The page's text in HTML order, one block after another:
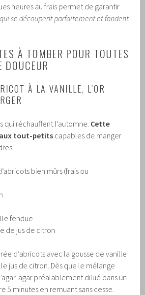
heures au frais permet de garantir
qui se découpent parfaitement et fondent
À TOMBER POUR TOUTES
DOUCEUR
À LA VANILLE, L’OR
qui réchauffent l’automne. Cette
tout-petits capables de manger
bien mûrs (frais ou
fendue
de jus de citron
d’abricots avec la gousse de vanille
jus de citron. Dès que le mélange
agar préalablement dilué dans un
5 minutes en remuant sans cesse.